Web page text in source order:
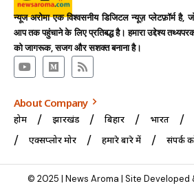
न्यूज अरोमा एक विश्वसनीय डिजिटल न्यूज़ प्लेटफ़ॉर्म है,
आप तक पहुंचाने के लिए प्रतिबद्ध है। हमारा उद्देश्य
को जागरूक, सजग और सशक्त बनाना है।
About Company
होम झारखंड बिहार भारत
एक्सप्लोर मोर
हमारे बारे में संपर्क
© 2025 | News Aroma | Site Developed